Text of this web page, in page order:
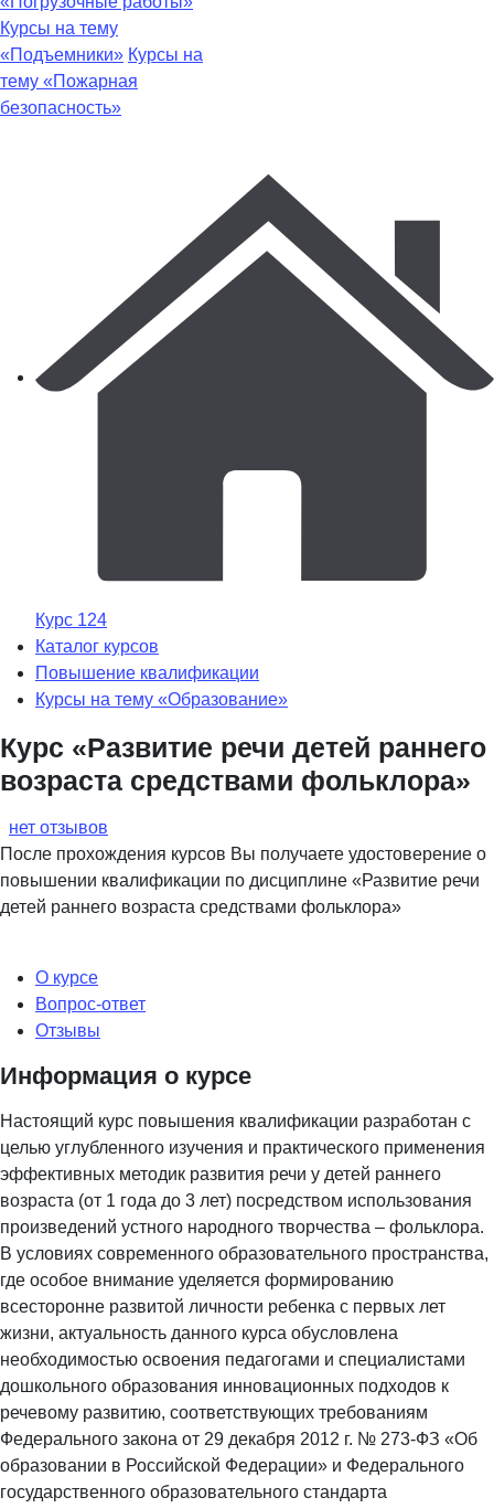
Курсы на тему
«Подъемники» Курсы на
тему «Пожарная
безопасность»
Курс 124
Каталог курсов
Повышение квалификации
Курсы на тему «Образование»
Курс «Развитие речи детей раннего
возраста средствами фольклора»
нет отзывов
После прохождения курсов Вы получаете удостоверение о
повышении квалификации по дисциплине «Развитие речи
детей раннего возраста средствами фольклора»
О курсе
Вопрос-ответ
Отзывы
Информация о курсе
Настоящий курс повышения квалификации разработан с
целью углубленного изучения и практического применения
эффективных методик развития речи у детей раннего
возраста (от 1 года до 3 лет) посредством использования
произведений устного народного творчества – фольклора.
В условиях современного образовательного пространства,
где особое внимание уделяется формированию
всесторонне развитой личности ребенка с первых лет
жизни, актуальность данного курса обусловлена
необходимостью освоения педагогами и специалистами
дошкольного образования инновационных подходов к
речевому развитию, соответствующих требованиям
Федерального закона от 29 декабря 2012 г. № 273-ФЗ «Об
образовании в Российской Федерации» и Федерального
государственного образовательного стандарта